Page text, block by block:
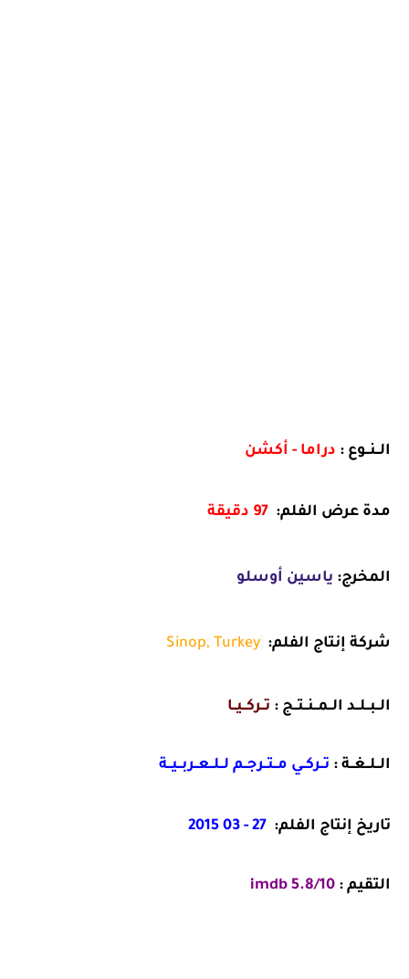
الــنــوع : دراما - أكشن
مدة عرض الفلم:
المخرج: ياسين أوسلو
شركة إنتاج الفلم: Sinop, Turkey
الــبــلــد الــمــنــتــج : تــركــيــا
الــلــغــة : تــركــي مــتــرجــم لــلــعــربــيــة
تاريخ إنتاج الفلم:
التقيم : 5.8/10 imdb